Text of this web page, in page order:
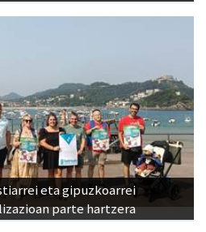
eta gipuzkoarrei
parte hartzera